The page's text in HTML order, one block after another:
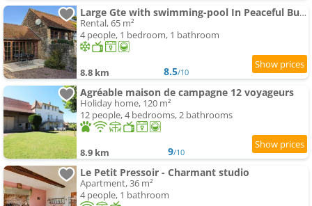
Large Gte with swimming-pool In Peaceful Burgundy
Rental, 65 m²
4 people, 1 bedroom, 1 bathroom
8.8 km 8.5/10
Agréable maison de campagne 12 voyageurs
Holiday home, 120 m²
12 people, 4 bedrooms, 2 bathrooms
8.9 km 9/10
Le Petit Pressoir - Charmant studio
Apartment, 36 m²
4 people, 1 bathroom